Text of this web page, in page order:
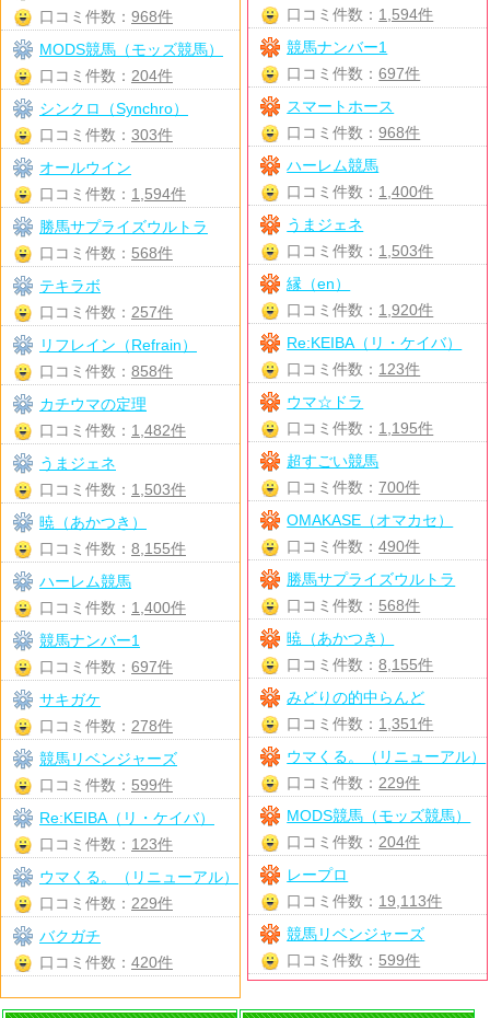
口コミ件数： 1,594件
競馬ナンバー1
口コミ件数：697件
スマートホース
口コミ件数：968件
ハーレム競馬
口コミ件数： 1,400件
うまジェネ
口コミ件数： 1,503件
縁（en）
口コミ件数： 1,920件
Re:KEIBA（リ・ケイバ）
口コミ件数： 123件
ウマ☆ドラ
口コミ件数： 1,195件
超すごい競馬
口コミ件数：700件
OMAKASE（オマカセ）
口コミ件数：490件
勝馬サプライズウルトラ
口コミ件数： 568件
暁（あかつき）
口コミ件数：8,155件
みどりの的中らんど
口コミ件数： 1,351件
ウマくる。（リニューアル）
口コミ件数： 229件
MODS競馬（モッズ競馬）
口コミ件数： 204件
レープロ
口コミ件数： 19,113件
競馬リベンジャーズ
口コミ件数： 599件
口コミ件数： 968件
MODS競馬（モッズ競馬）
口コミ件数： 204件
シンクロ（Synchro）
口コミ件数： 303件
オールウイン
口コミ件数： 1,594件
勝馬サプライズウルトラ
口コミ件数： 568件
テキラボ
口コミ件数： 257件
リフレイン（Refrain）
口コミ件数： 858件
カチウマの定理
口コミ件数： 1,482件
うまジェネ
口コミ件数： 1,503件
暁（あかつき）
口コミ件数： 8,155件
ハーレム競馬
口コミ件数： 1,400件
競馬ナンバー1
口コミ件数： 697件
サキガケ
口コミ件数： 278件
競馬リベンジャーズ
口コミ件数： 599件
Re:KEIBA（リ・ケイバ）
口コミ件数： 123件
ウマくる。（リニューアル）
口コミ件数： 229件
バクガチ
口コミ件数： 420件